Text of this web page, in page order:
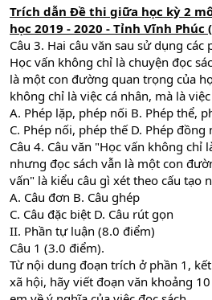
Trích dẫn Đề thi giữa học kỳ 2
học 2019 - 2020 - Tỉnh Vĩnh Phúc
Câu 3. Hai câu văn sau sử dụng các
Học vấn không chỉ là chuyện đọc
là một con đường quan trọng của
không chỉ là việc cá nhân, mà là
A. Phép lặp, phép nối B. Phép thể,
C. Phép nối, phép thế D. Phép
Câu 4. Câu văn "Học vấn không chỉ
nhưng đọc sách vẫn là một con
vấn" là kiểu câu gì xét theo cấu tạo
A. Câu đơn B. Câu ghép
C. Câu đặc biệt D. Câu rút gọn
II. Phần tự luận (8.0 điểm)
Câu 1 (3.0 điểm).
Từ nội dung đoạn trích ở phần 1,
xã hội, hãy viết đoạn văn khoảng